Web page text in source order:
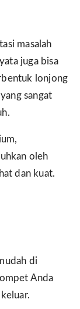
masalah
juga bisa
lonjong
sangat
oleh
dan kuat.
di
Anda